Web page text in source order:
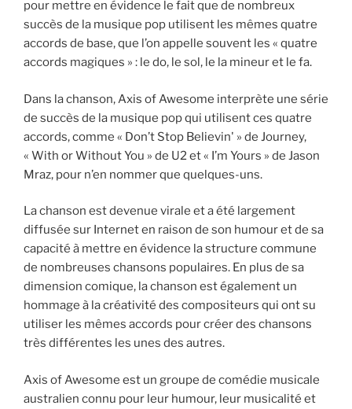
pour mettre en évidence le fait que de nombreux
succès de la musique pop utilisent les mêmes quatre
accords de base, que l’on appelle souvent les « quatre
accords magiques » : le do, le sol, le la mineur et le fa.
Dans la chanson, Axis of Awesome interprète une série
de succès de la musique pop qui utilisent ces quatre
accords, comme « Don’t Stop Believin' » de Journey,
« With or Without You » de U2 et « I’m Yours » de Jason
Mraz, pour n’en nommer que quelques-uns.
La chanson est devenue virale et a été largement
diffusée sur Internet en raison de son humour et de sa
capacité à mettre en évidence la structure commune
de nombreuses chansons populaires. En plus de sa
dimension comique, la chanson est également un
hommage à la créativité des compositeurs qui ont su
utiliser les mêmes accords pour créer des chansons
très différentes les unes des autres.
Axis of Awesome est un groupe de comédie musicale
australien connu pour leur humour, leur musicalité et